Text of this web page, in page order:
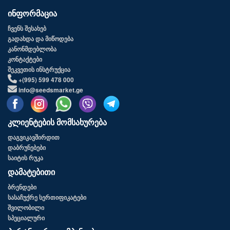
ინფორმაცია
ჩვენს შესახებ
გადახდა და მიწოდება
კანონმდებლობა
კონტაქტები
შეკვეთის ინსტრუქცია
+(995) 599 478 000
info@seedsmarket.ge
კლიენტების მომსახურება
დაგვიკავშირდით
დაბრუნებები
საიტის რუკა
დამატებითი
ბრენდები
სასაჩუქრე სერთიფიკატები
შვილობილი
სპეციალური